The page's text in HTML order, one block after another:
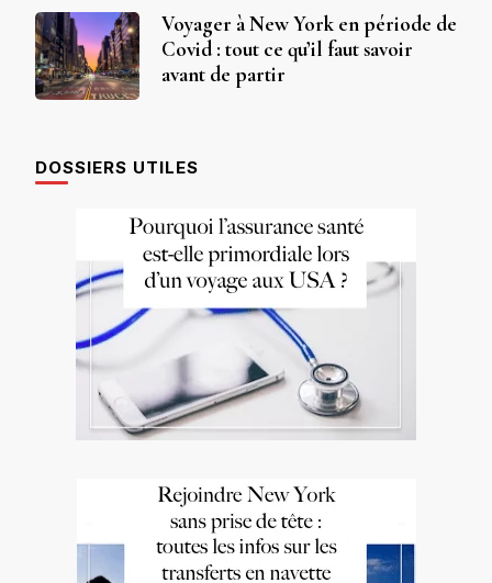
Voyager à New York en période de
Covid : tout ce qu’il faut savoir
avant de partir
DOSSIERS UTILES